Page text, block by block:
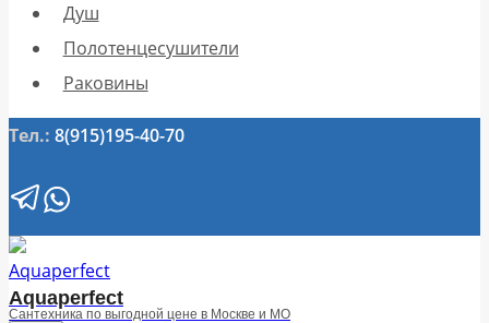
Душ
Полотенцесушители
Раковины
Тел.: 8(915)195-40-70
Aquaperfect
Сантехника по выгодной цене в Москве и МО